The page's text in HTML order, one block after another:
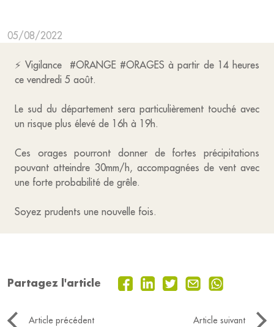
05/08/2022
⚡ Vigilance #ORANGE #ORAGES à partir de 14 heures
ce vendredi 5 août.
Le sud du département sera particulièrement touché avec
un risque plus élevé de 16h à 19h.
Ces orages pourront donner de fortes précipitations
pouvant atteindre 30mm/h, accompagnées de vent avec
une forte probabilité de grêle.
Soyez prudents une nouvelle fois.
Partagez l'article
Article précédent
Article suivant